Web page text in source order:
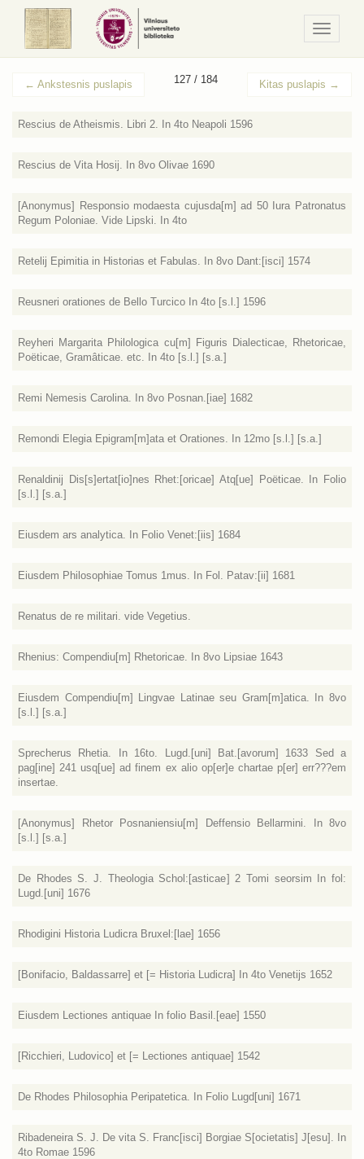
/
Meniu
← Ankstesnis puslapis 127 / 184 Kitas puslapis →
Rescius de Atheismis. Libri 2. In 4to Neapoli 1596
Rescius de Vita Hosij. In 8vo Olivae 1690
[Anonymus] Responsio modaesta cujusda[m] ad 50 Iura Patronatus
Regum Poloniae. Vide Lipski. In 4to
Retelij Epimitia in Historias et Fabulas. In 8vo Dant:[isci] 1574
Reusneri orationes de Bello Turcico In 4to [s.l.] 1596
Reyheri Margarita Philologica cu[m] Figuris Dialecticae, Rhetoricae,
Poëticae, Gramâticae. etc. In 4to [s.l.] [s.a.]
Remi Nemesis Carolina. In 8vo Posnan.[iae] 1682
Remondi Elegia Epigram[m]ata et Orationes. In 12mo [s.l.] [s.a.]
Renaldinij Dis[s]ertat[io]nes Rhet:[oricae] Atq[ue] Poëticae. In Folio
[s.l.] [s.a.]
Eiusdem ars analytica. In Folio Venet:[iis] 1684
Eiusdem Philosophiae Tomus 1mus. In Fol. Patav:[ii] 1681
Renatus de re militari. vide Vegetius.
Rhenius: Compendiu[m] Rhetoricae. In 8vo Lipsiae 1643
Eiusdem Compendiu[m] Lingvae Latinae seu Gram[m]atica. In 8vo
[s.l.] [s.a.]
Sprecherus Rhetia. In 16to. Lugd.[uni] Bat.[avorum] 1633 Sed a
pag[ine] 241 usq[ue] ad finem ex alio op[er]e chartae p[er] err???em
insertae.
[Anonymus] Rhetor Posnaniensiu[m] Deffensio Bellarmini. In 8vo
[s.l.] [s.a.]
De Rhodes S. J. Theologia Schol:[asticae] 2 Tomi seorsim In fol:
Lugd.[uni] 1676
Rhodigini Historia Ludicra Bruxel:[lae] 1656
[Bonifacio, Baldassarre] et [= Historia Ludicra] In 4to Venetijs 1652
Eiusdem Lectiones antiquae In folio Basil.[eae] 1550
[Ricchieri, Ludovico] et [= Lectiones antiquae] 1542
De Rhodes Philosophia Peripatetica. In Folio Lugd[uni] 1671
Ribadeneira S. J. De vita S. Franc[isci] Borgiae S[ocietatis] J[esu]. In
4to Romae 1596